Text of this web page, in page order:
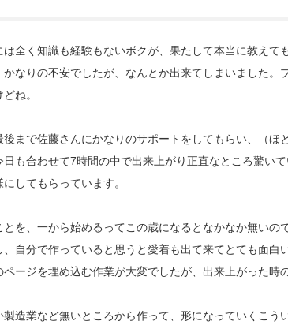
は全く知識も経験もないボクが、果たして本当に教えて
かなりの不安でしたが、なんとか出来てしまいました。
ね。
後まで佐藤さんにかなりのサポートをしてもらい、（ほ
日も合わせて7時間の中で出来上がり正直なところ驚い
してもらっています。
とを、一から始めるってこの歳になるとなかなか無いの
、自分で作っていると思うと愛着も出て来てとても面白
ページを埋め込む作業が大変でしたが、出来上がった時
製造業など無いところから作って、形になっていくこう